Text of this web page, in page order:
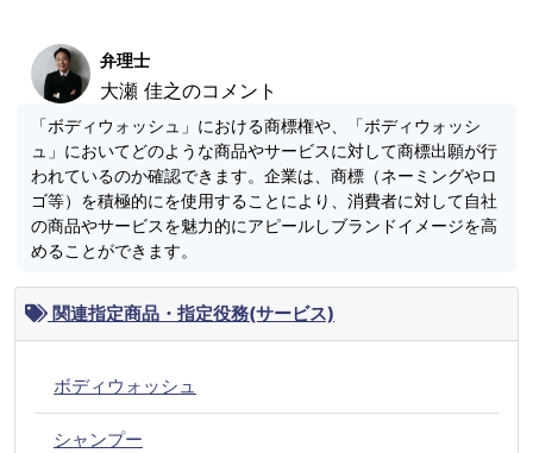
弁理士
大瀬 佳之のコメント
「ボディウォッシュ」における商標権や、「ボディウォッシ
ュ」においてどのような商品やサービスに対して商標出願が行
われているのか確認できます。企業は、商標（ネーミングやロ
ゴ等）を積極的にを使用することにより、消費者に対して自社
の商品やサービスを魅力的にアピールしブランドイメージを高
めることができます。
関連指定商品・指定役務(サービス)
ボディウォッシュ
シャンプー